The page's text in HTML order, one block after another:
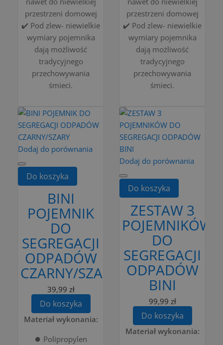
przestrzeni domowej
✔️ Pod zlew- niewielkie
wymiary pojemnika
dają możliwość
tradycyjnego
przechowywania
śmieci.
przestrzeni domowej
✔️ Pod zlew- niewielkie
wymiary pojemnika
dają możliwość
tradycyjnego
przechowywania
śmieci.
Dodaj do porównania
Do koszyka
BINI
POJEMNIK
DO
SEGREGACJI
ODPADÓW
CZARNY/SZARY
39,99 zł
Do koszyka
Materiał wykonania:
⏺️ Polipropylen
Dodaj do porównania
Do koszyka
ZESTAW 3
POJEMNIKÓW
DO
SEGREGACJI
ODPADÓW
BINI
99,99 zł
Do koszyka
Materiał wykonania: